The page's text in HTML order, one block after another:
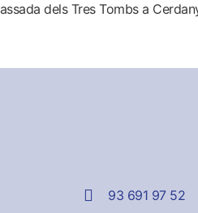
dels Tres Tombs a
93 691 97 52